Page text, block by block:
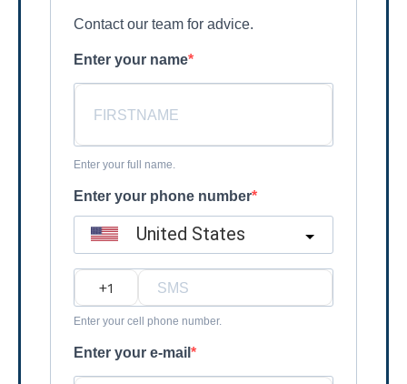
Contact our team for advice.
Enter your name
Enter your full name.
Enter your phone number
United States
Enter your cell phone number.
Enter your e-mail